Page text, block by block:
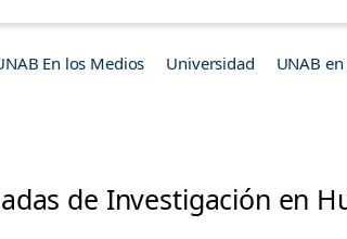
En los Medios Universidad UNAB
de Investigación en